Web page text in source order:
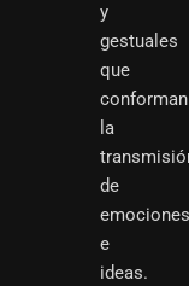
y
gestuales
que
conforman
la
de
emociones
e
ideas.